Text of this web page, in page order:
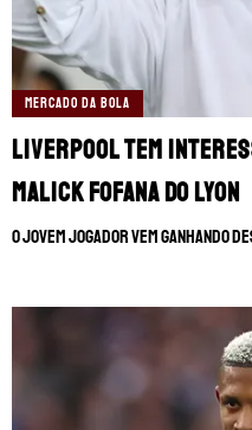
MERCADO DA BOLA
Liverpool tem
Malick Fofana do Lyon
O jovem jogador vem ganhando